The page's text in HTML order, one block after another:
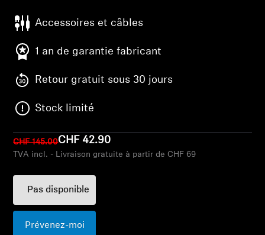
Barres de son
Barres de son et Subs AMBEO
Découvrez AMBEO
Pièces et accessoires AMBEO
Explorer
Accessoires et câbles
1 an de garantie fabricant
Retour gratuit sous 30 jours
Stock limité
CHF 145.00CHF 42.90
TVA incl. - Livraison gratuite à partir de CHF 69
Pas disponible
Prévenez-moi